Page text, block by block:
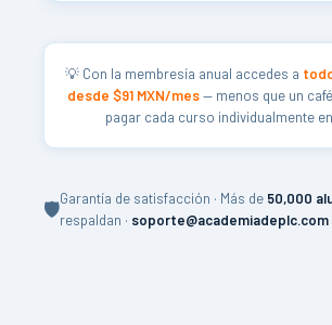
💡 Con la membresía anual accedes a
desde $91 MXN/mes— menos que un
pagar cada curso individualmente
🛡️Garantía de satisfacción · Más de 50,000
respaldan · soporte@academiadeplc.com